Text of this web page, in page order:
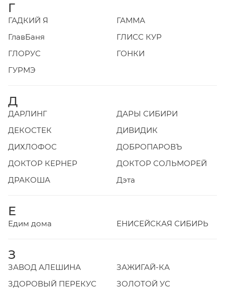
Г
ГАДКИЙ Я
ГАММА
ГлавБаня
ГЛИСС КУР
ГЛОРУС
ГОНКИ
ГУРМЭ
Д
ДАРЛИНГ
ДАРЫ СИБИРИ
ДЕКОСТЕК
ДИВИДИК
ДИХЛОФОС
ДОБРОПАРОВЪ
ДОКТОР КЕРНЕР
ДОКТОР СОЛЬМОРЕЙ
ДРАКОША
Дэта
Е
Едим дома ЕНИСЕЙСКАЯ СИБИРЬ
З
ЗАВОД АЛЕШИНА
ЗАЖИГАЙ-КА
ЗДОРОВЫЙ ПЕРЕКУС
ЗОЛОТОЙ УС